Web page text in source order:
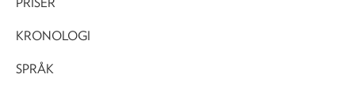
KRONOLOGI
SPRÅK